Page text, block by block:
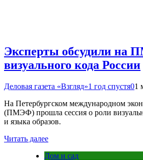
Эксперты обсудили на
визуального кода России
Деловая газета «Взгляд»1 год спустя01
На Петербургском международном
(ПМЭФ) прошла сессия о роли
и языка образов.
Читать далее
Дом и сад